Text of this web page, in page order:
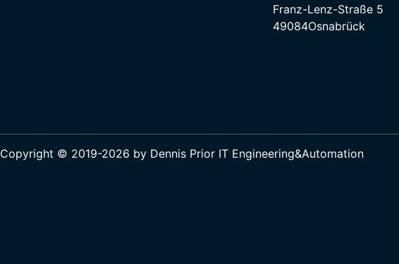
Franz-Lenz-Straße 5
49084Osnabrück
Copyright © 2019-2026 by Dennis Prior IT Engineering&Automation